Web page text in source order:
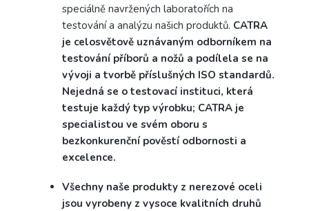
speciálně navržených laboratořích na
testování a analýzu našich produktů. CATRA
je celosvětově uznávaným odborníkem na
testování příborů a nožů a podílela se na
vývoji a tvorbě příslušných ISO standardů.
Nejedná se o testovací instituci, která
testuje každý typ výrobku; CATRA je
specialistou ve svém oboru s
bezkonkurenční pověstí odbornosti a
excelence.
Všechny naše produkty z nerezové oceli
jsou vyrobeny z vysoce kvalitních druhů